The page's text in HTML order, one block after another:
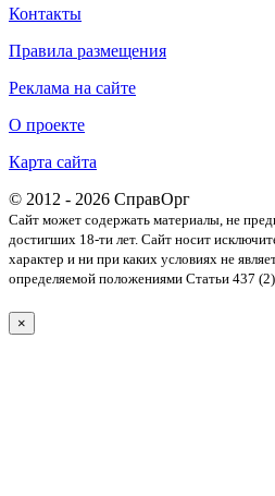
Контакты
Правила размещения
Реклама на сайте
О проекте
Карта сайта
© 2012 - 2026 СправОрг
Сайт может содержать материалы, не
достигших 18-ти лет. Cайт носит
характер и ни при каких условиях не
определяемой положениями Статьи 437
×